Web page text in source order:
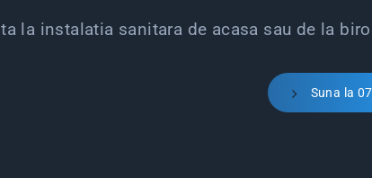
la instalatia sanitara de acasa sau de la
Suna la